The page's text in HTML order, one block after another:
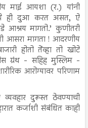
माई आयशा (र.) यांनी
ही दुआ करत असत, ऐ
मागतो.’ कुणीतरी
आसरा मागता ! आदरणीय
होतो तेंव्हा तो खोटे
ग्रंथ - सहिह मुस्लिम -
आरोग्यावर परिणाम
दुरूस्त ठेवण्याची
कर्जाशी संबंधित काही